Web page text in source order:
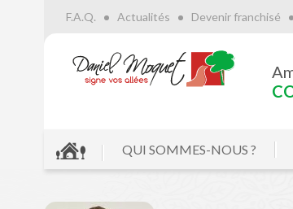
F.A.Q. Actualités Devenir franchisé
QUI SOMMES-NOUS ?